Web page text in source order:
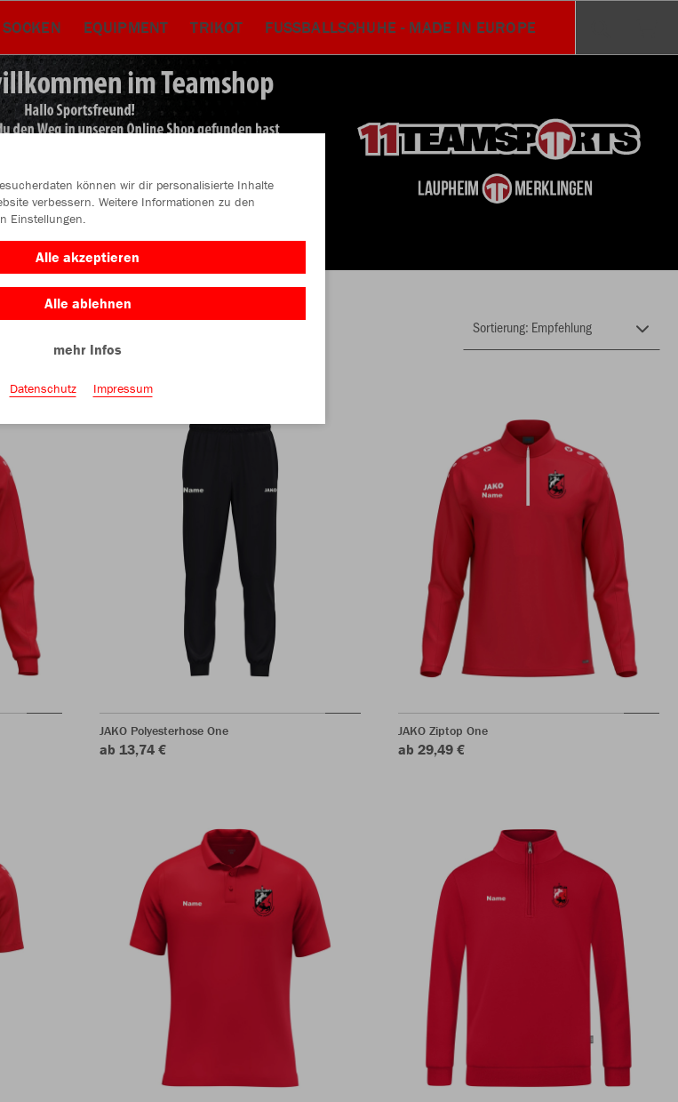
SOCKEN EQUIPMENT TRIKOT FUSSBALLSCHUHE - MADE IN EUROPE
JAKO Polyesterhose One
ab 13,74 €
JAKO Ziptop One
ab 29,49 €
können wir dir personalisierte Inhalte
verbessern. Weitere Informationen zu den
Einstellungen.
Alle akzeptieren
Alle ablehnen
mehr Infos
Datenschutz Impressum